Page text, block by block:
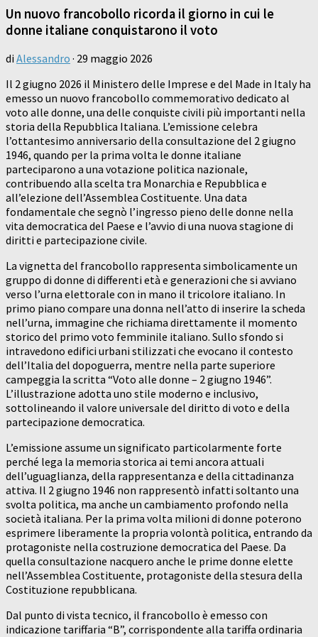
Un nuovo francobollo ricorda il giorno in cui le
donne italiane conquistarono il voto
di Alessandro · 29 maggio 2026
Il 2 giugno 2026 il Ministero delle Imprese e del Made in Italy ha
emesso un nuovo francobollo commemorativo dedicato al
voto alle donne, una delle conquiste civili più importanti nella
storia della Repubblica Italiana. L’emissione celebra
l’ottantesimo anniversario della consultazione del 2 giugno
1946, quando per la prima volta le donne italiane
parteciparono a una votazione politica nazionale,
contribuendo alla scelta tra Monarchia e Repubblica e
all’elezione dell’Assemblea Costituente. Una data
fondamentale che segnò l’ingresso pieno delle donne nella
vita democratica del Paese e l’avvio di una nuova stagione di
diritti e partecipazione civile.
La vignetta del francobollo rappresenta simbolicamente un
gruppo di donne di differenti età e generazioni che si avviano
verso l’urna elettorale con in mano il tricolore italiano. In
primo piano compare una donna nell’atto di inserire la scheda
nell’urna, immagine che richiama direttamente il momento
storico del primo voto femminile italiano. Sullo sfondo si
intravedono edifici urbani stilizzati che evocano il contesto
dell’Italia del dopoguerra, mentre nella parte superiore
campeggia la scritta “Voto alle donne – 2 giugno 1946”.
L’illustrazione adotta uno stile moderno e inclusivo,
sottolineando il valore universale del diritto di voto e della
partecipazione democratica.
L’emissione assume un significato particolarmente forte
perché lega la memoria storica ai temi ancora attuali
dell’uguaglianza, della rappresentanza e della cittadinanza
attiva. Il 2 giugno 1946 non rappresentò infatti soltanto una
svolta politica, ma anche un cambiamento profondo nella
società italiana. Per la prima volta milioni di donne poterono
esprimere liberamente la propria volontà politica, entrando da
protagoniste nella costruzione democratica del Paese. Da
quella consultazione nacquero anche le prime donne elette
nell’Assemblea Costituente, protagoniste della stesura della
Costituzione repubblicana.
Dal punto di vista tecnico, il francobollo è emesso con
indicazione tariffaria “B”, corrispondente alla tariffa ordinaria